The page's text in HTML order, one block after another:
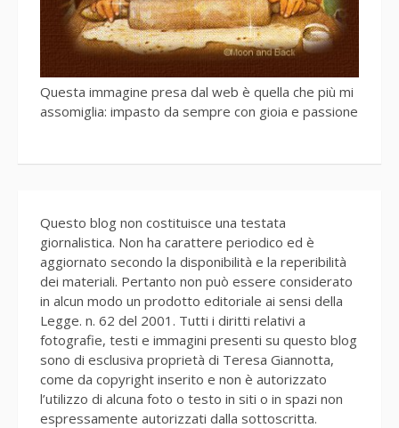
Questa immagine presa dal web è quella che più mi
assomiglia: impasto da sempre con gioia e passione
Questo blog non costituisce una testata
giornalistica. Non ha carattere periodico ed è
aggiornato secondo la disponibilità e la reperibilità
dei materiali. Pertanto non può essere considerato
in alcun modo un prodotto editoriale ai sensi della
Legge. n. 62 del 2001. Tutti i diritti relativi a
fotografie, testi e immagini presenti su questo blog
sono di esclusiva proprietà di Teresa Giannotta,
come da copyright inserito e non è autorizzato
l’utilizzo di alcuna foto o testo in siti o in spazi non
espressamente autorizzati dalla sottoscritta.